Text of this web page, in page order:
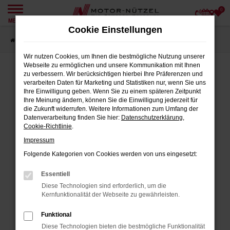
Zum
springen
MENÜ
0
FEHLER: NETWORK ERROR
Beim Laden ist ein Fehler aufgetreten.
Hier sind ein paar Tipps, die dir helfen können:
Überprüfe deine Firewall und deine
Internetverbindung.
Prüfe deine Browsererweiterungen.
können das Laden bestimmter Seiten
Cookie Einstellungen
Wir nutzen Cookies, um Ihnen die bestmögliche Nutzung unserer
Webseite zu ermöglichen und unsere Kommunikation mit Ihnen
zu verbessern. Wir berücksichtigen hierbei Ihre Präferenzen und
verarbeiten Daten für Marketing und Statistiken nur, wenn Sie uns
Ihre Einwilligung geben. Wenn Sie zu einem späteren Zeitpunkt
Ihre Meinung ändern, können Sie die Einwilligung jederzeit für
die Zukunft widerrufen. Weitere Informationen zum Umfang der
Datenverarbeitung finden Sie hier: Datenschutzerklärung,
Cookie-Richtlinie.
Impressum
Folgende Kategorien von Cookies werden von uns eingesetzt:
Essentiell
Diese Technologien sind erforderlich, um die
Kernfunktionalität der Webseite zu gewährleisten.
Funktional
Diese Technologien bieten die bestmögliche Funktionalität